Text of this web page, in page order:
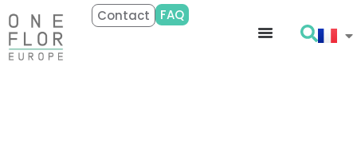
Contact FAQ